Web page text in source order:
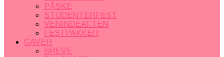
PÅSKE
STUDENTERFEST
VENINDEAFTEN
FESTPAKKER
GAVER
BREVE